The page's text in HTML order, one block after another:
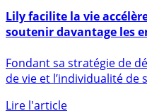
27 octobre 2022
soutenir davantage les
ouvrant son capital à
de vie et l’individualité de